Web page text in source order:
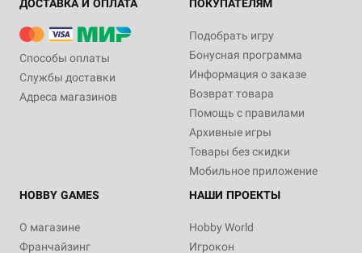
ДОСТАВКА И ОПЛАТА
Способы оплаты
Службы доставки
Адреса магазинов
ПОКУПАТЕЛЯМ
Подобрать игру
Бонусная программа
Информация о заказе
Возврат товара
Помощь с правилами
Архивные игры
Товары без скидки
Мобильное приложение
HOBBY GAMES
О магазине
Франчайзинг
НАШИ ПРОЕКТЫ
Hobby World
Игрокон